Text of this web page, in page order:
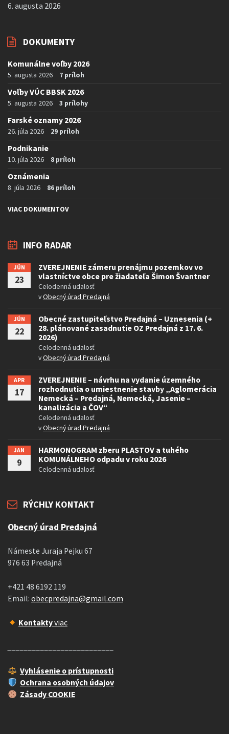
6. augusta 2026
DOKUMENTY
Komunálne voľby 2026
5. augusta 2026 7 príloh
Voľby VÚC BBSK 2026
5. augusta 2026 3 prílohy
Farské oznamy 2026
26. júla 2026 29 príloh
Podnikanie
10. júla 2026 8 príloh
Oznámenia
8. júla 2026 86 príloh
VIAC DOKUMENTOV
INFO RADAR
JÚN
23
ZVEREJNENIE zámeru prenájmu pozemkov vo
vlastníctve obce pre žiadateľa Šimon Švantner
Celodenná udalosť
vObecný úrad Predajná
JÚN
22
Obecné zastupiteľstvo Predajná – Uznesenia (+
28. plánované zasadnutie OZ Predajná z 17. 6.
2026)
Celodenná udalosť
vObecný úrad Predajná
APR
17
ZVEREJNENIE – návrhu na vydanie územného
rozhodnutia o umiestnenie stavby „Aglomerácia
Nemecká – Predajná, Nemecká, Jasenie –
kanalizácia a ČOV“
Celodenná udalosť
vObecný úrad Predajná
JAN
9
HARMONOGRAM zberu PLASTOV a tuhého
KOMUNÁLNEHO odpadu v roku 2026
Celodenná udalosť
RÝCHLY KONTAKT
Obecný úrad Predajná
Námeste Juraja Pejku 67
976 63 Predajná
+421 48 6192 119
Email: obecpredajna@gmail.com
Kontaktyviac
Vyhlásenie o prístupnosti
Ochrana osobných údajov
Zásady COOKIE